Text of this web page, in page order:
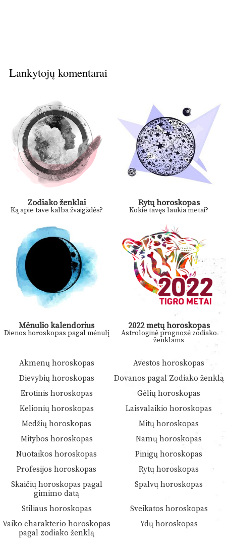
Lankytojų komentarai
Zodiako ženklai
Ką apie tave kalba žvaigždės?
Rytų horoskopas
Kokie tavęs laukia metai?
Mėnulio kalendorius
Dienos horoskopas pagal mėnulį
2022 metų horoskopas
Astrologinė prognozė zodiako
ženklams
Akmenų horoskopas
Avestos horoskopas
Dievybių horoskopas
Dovanos pagal Zodiako ženklą
Erotinis horoskopas
Gėlių horoskopas
Kelionių horoskopas
Laisvalaikio horoskopas
Medžių horoskopas
Mitų horoskopas
Mitybos horoskopas
Namų horoskopas
Nuotaikos horoskopas
Pinigų horoskopas
Profesijos horoskopas
Rytų horoskopas
Skaičių horoskopas pagal
gimimo datą
Spalvų horoskopas
Stiliaus horoskopas
Sveikatos horoskopas
Vaiko charakterio horoskopas
pagal zodiako ženklą
Ydų horoskopas